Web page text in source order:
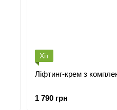
Хіт
Ліфтинг-крем з
1 790 грн